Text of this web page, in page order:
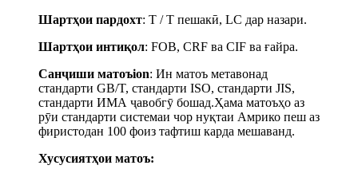
Шартҳои пардохт: T / T пешакӣ, LC дар назари.
Шартҳои интиқол: FOB, CRF ва CIF ва ғайра.
Санҷиши матоъion: Ин матоъ метавонад
стандарти GB/T, стандарти ISO, стандарти JIS,
стандарти ИМА ҷавобгӯ бошад.Ҳама матоъҳо аз
рӯи стандарти системаи чор нуқтаи Амрико пеш аз
фиристодан 100 фоиз тафтиш карда мешаванд.
Хусусиятҳои матоъ: